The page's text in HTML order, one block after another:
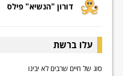
דורון "הנשיא" פילס
עלו ברשת
סוג של חיים שרבים לא יבינו